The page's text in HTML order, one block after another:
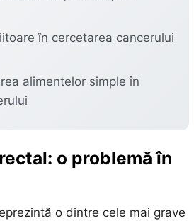
în cercetarea cancerului
alimentelor simple în
o problemă în
o dintre cele mai grave